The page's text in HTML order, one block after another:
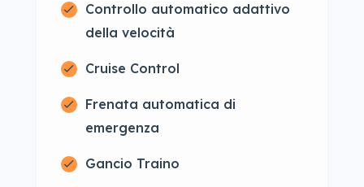
Controllo automatico adattivo
della velocità
Cruise Control
Frenata automatica di
emergenza
Gancio Traino